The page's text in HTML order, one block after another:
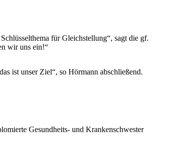
für Gleichstellung“, sagt die gf.
wir uns ein!“
ist unser Ziel“, so Hörmann abschließend.
Gesundheits- und Krankenschwester